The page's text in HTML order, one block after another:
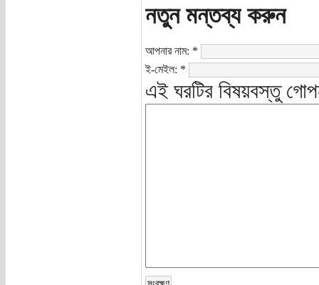
নতুন মন্তব্য করুন
আপনার নাম: *
ই-মেইল: *
এই ঘরটির বিষয়বস্তু